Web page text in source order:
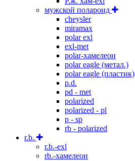
мужской полароид
cheysler
miramax
polar exl
exl-met
polar-хамелеон
polar eagle (метал.)
polar eagle (пластик)
p.d.
pd - met
polarized
polarized - pl
p - sp
rb - polarized
r.b.
r.b.-exl
rb.-хамелеон